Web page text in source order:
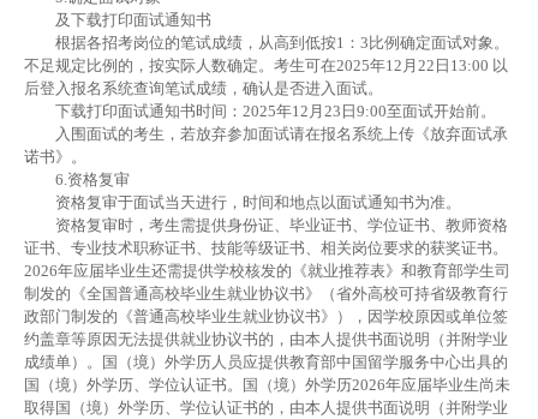
及下载打印面试通知书
根据各招考岗位的笔试成绩，从高到低按1：3比例确定面试对象。
不足规定比例的，按实际人数确定。考生可在2025年12月22日13:00 以
后登入报名系统查询笔试成绩，确认是否进入面试。
下载打印面试通知书时间：2025年12月23日9:00至面试开始前。
入围面试的考生，若放弃参加面试请在报名系统上传《放弃面试承
诺书》。
6.资格复审
资格复审于面试当天进行，时间和地点以面试通知书为准。
资格复审时，考生需提供身份证、毕业证书、学位证书、教师资格
证书、专业技术职称证书、技能等级证书、相关岗位要求的获奖证书。
2026年应届毕业生还需提供学校核发的《就业推荐表》和教育部学生司
制发的《全国普通高校毕业生就业协议书》（省外高校可持省级教育行
政部门制发的《普通高校毕业生就业协议书》），因学校原因或单位签
约盖章等原因无法提供就业协议书的，由本人提供书面说明（并附学业
成绩单）。国（境）外学历人员应提供教育部中国留学服务中心出具的
国（境）外学历、学位认证书。国（境）外学历2026年应届毕业生尚未
取得国（境）外学历、学位认证书的，由本人提供书面说明（并附学业